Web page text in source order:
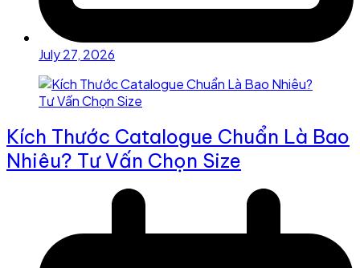
July 27, 2026
Kích Thước Catalogue Chuẩn Là Bao
Nhiêu? Tư Vấn Chọn Size